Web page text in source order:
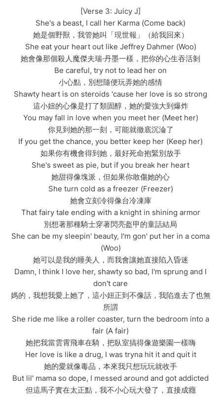
[Verse 3: Juicy J]
She's a beast, I call her Karma (Come back)
她是個野獸，我管她叫「現世報」（給我回來）
She eat your heart out like Jeffrey Dahmer (Woo)
她會像那個殺人魔傑夫瑞·丹墨一樣，把你的心生吞活剝
Be careful, try not to lead her on
小心點，別想隨便玩弄她的感情
Shawty heart is on steroids 'cause her love is so strong
這小妞的心像是打了類固醇，她的愛強大到爆炸
You may fall in love when you meet her (Meet her)
你見到她的那一刻，可能就徹底沉淪了
If you get the chance, you better keep her (Keep her)
如果你有機會得到她，最好死命抱緊別放手
She's sweet as pie, but if you break her heart
她甜得像塊派，但如果你敢傷她的心
She turn cold as a freezer (Freezer)
她會立刻冷得像台冷凍庫
That fairy tale ending with a knight in shining armor
別想著那種騎士穿著閃亮盔甲的童話結局
She can be my sleepin' beauty, I'm gon' put her in a coma
(Woo)
她可以是我的睡美人，而我會讓她直接陷入昏迷
Damn, I think I love her, shawty so bad, I'm sprung and I
don't care
媽的，我想我愛上她了，這小妞正到不像話，我陷進去了也無
所謂
She ride me like a roller coaster, turn the bedroom into a
fair (A fair)
她把我當雲霄飛車在騎，把臥室搞得像遊樂園一樣嗨
Her love is like a drug, I was tryna hit it and quit it
她的愛就像毒品，本來我只想玩玩就收手
But lil' mama so dope, I messed around and got addicted
但這馬子實在太正點，我不小心玩大發了，直接成癮